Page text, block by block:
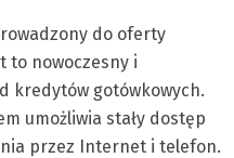
do oferty
to nowoczesny i
kredytów gotówkowych.
umożliwia stały dostęp
przez Internet i telefon.